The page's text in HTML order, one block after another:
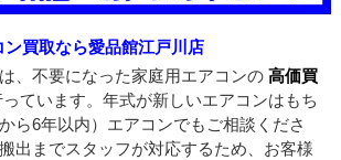
ン買取なら愛品館江戸川店
、不要になった家庭用エアコンの高価買
っています。年式が新しいエアコンはもち
ら6年以内）エアコンでもご相談くださ
出までスタッフが対応するため、お客様